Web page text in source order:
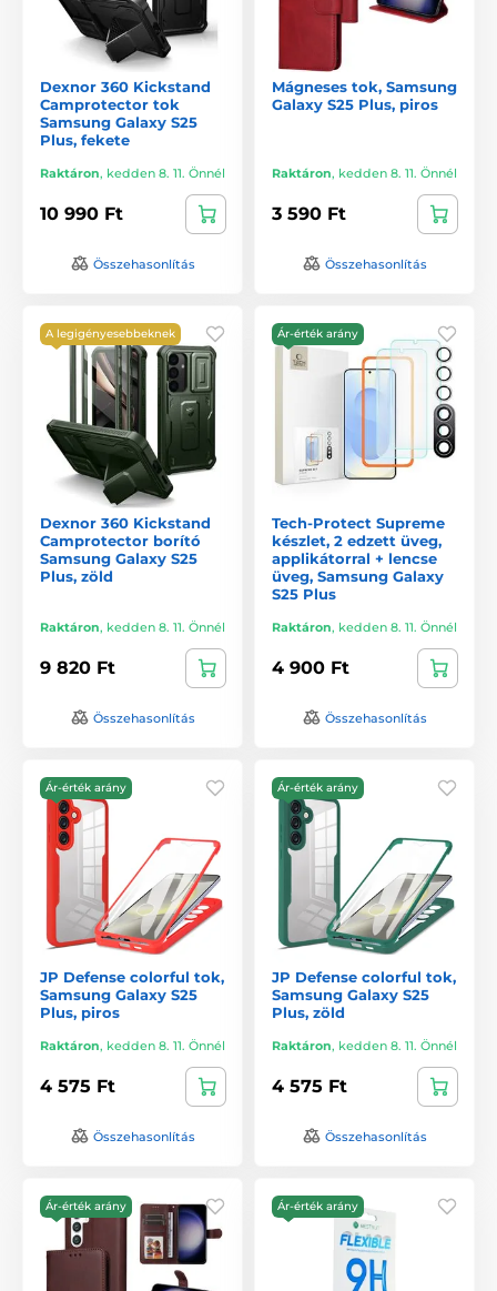
Dexnor 360 Kickstand
Camprotector tok
Samsung Galaxy S25
Plus, fekete
Raktáron, kedden 8. 11. Önnél
10 990 Ft
Összehasonlítás
Mágneses tok, Samsung
Galaxy S25 Plus, piros
Raktáron, kedden 8. 11. Önnél
3 590 Ft
Összehasonlítás
A legigényesebbeknek
Dexnor 360 Kickstand
Camprotector borító
Samsung Galaxy S25
Plus, zöld
Raktáron, kedden 8. 11. Önnél
9 820 Ft
Összehasonlítás
Ár-érték arány
Tech-Protect Supreme
készlet, 2 edzett üveg,
applikátorral + lencse
üveg, Samsung Galaxy
S25 Plus
Raktáron, kedden 8. 11. Önnél
4 900 Ft
Összehasonlítás
Ár-érték arány
JP Defense colorful tok,
Samsung Galaxy S25
Plus, piros
Raktáron, kedden 8. 11. Önnél
4 575 Ft
Összehasonlítás
Ár-érték arány
JP Defense colorful tok,
Samsung Galaxy S25
Plus, zöld
Raktáron, kedden 8. 11. Önnél
4 575 Ft
Összehasonlítás
Ár-érték arány Ár-érték arány